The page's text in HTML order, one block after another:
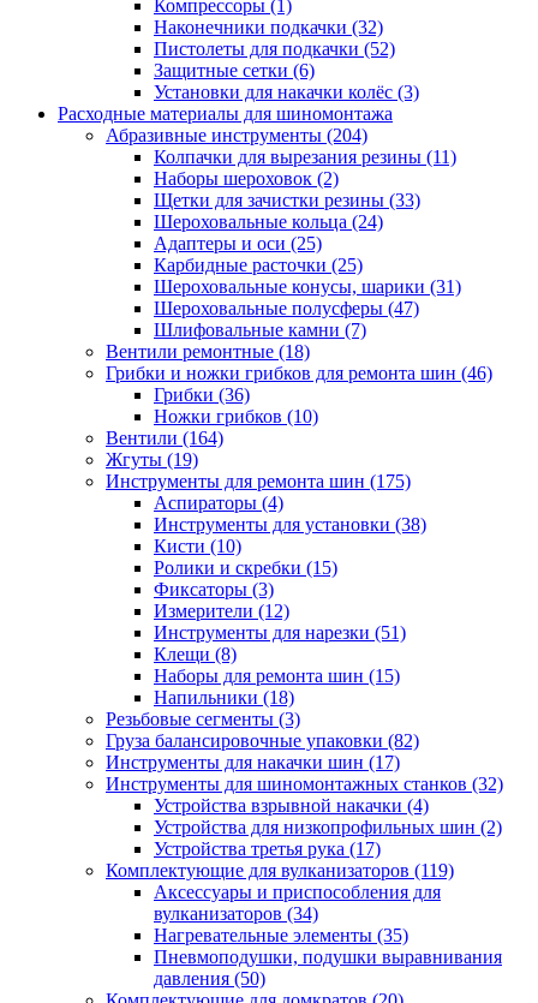
Компрессоры (1)
Наконечники подкачки (32)
Пистолеты для подкачки (52)
Защитные сетки (6)
Установки для накачки колёс (3)
Расходные материалы для шиномонтажа
Абразивные инструменты (204)
Колпачки для вырезания резины (11)
Наборы шероховок (2)
Щетки для зачистки резины (33)
Шероховальные кольца (24)
Адаптеры и оси (25)
Карбидные расточки (25)
Шероховальные конусы, шарики (31)
Шероховальные полусферы (47)
Шлифовальные камни (7)
Вентили ремонтные (18)
Грибки и ножки грибков для ремонта шин (46)
Грибки (36)
Ножки грибков (10)
Вентили (164)
Жгуты (19)
Инструменты для ремонта шин (175)
Аспираторы (4)
Инструменты для установки (38)
Кисти (10)
Ролики и скребки (15)
Фиксаторы (3)
Измерители (12)
Инструменты для нарезки (51)
Клещи (8)
Наборы для ремонта шин (15)
Напильники (18)
Резьбовые сегменты (3)
Груза балансировочные упаковки (82)
Инструменты для накачки шин (17)
Инструменты для шиномонтажных станков (32)
Устройства взрывной накачки (4)
Устройства для низкопрофильных шин (2)
Устройства третья рука (17)
Комплектующие для вулканизаторов (119)
Аксессуары и приспособления для
вулканизаторов (34)
Нагревательные элементы (35)
Пневмоподушки, подушки выравнивания
давления (50)